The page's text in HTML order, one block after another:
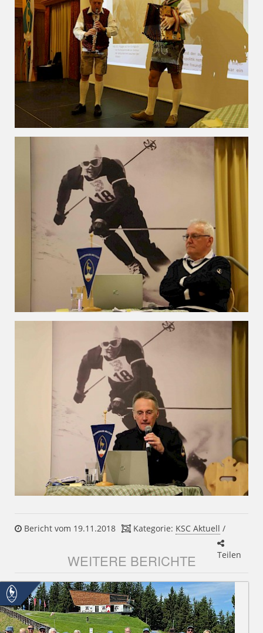
Bericht vom 19.11.2018 Kategorie: KSC Aktuell /
Teilen
WEITERE BERICHTE